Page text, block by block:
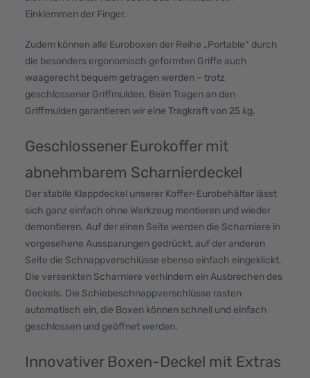
Einklemmen der Finger.
Zudem können alle Euroboxen der Reihe „Portable“ durch
die besonders ergonomisch geformten Griffe auch
waagerecht bequem getragen werden – trotz
geschlossener Griffmulden. Beim Tragen an den
Griffmulden garantieren wir eine Tragkraft von 25 kg.
Geschlossener Eurokoffer mit
abnehmbarem Scharnierdeckel
Der stabile Klappdeckel unserer Koffer-Eurobehälter lässt
sich ganz einfach ohne Werkzeug montieren und wieder
demontieren. Auf der einen Seite werden die Scharniere in
vorgesehene Aussparungen gedrückt, auf der anderen
Seite die Schnappverschlüsse ebenso einfach eingeklickt.
Die versenkten Scharniere verhindern ein Ausbrechen des
Deckels. Die Schiebeschnappverschlüsse rasten
automatisch ein, die Boxen können schnell und einfach
geschlossen und geöffnet werden.
Innovativer Boxen-Deckel mit Extras